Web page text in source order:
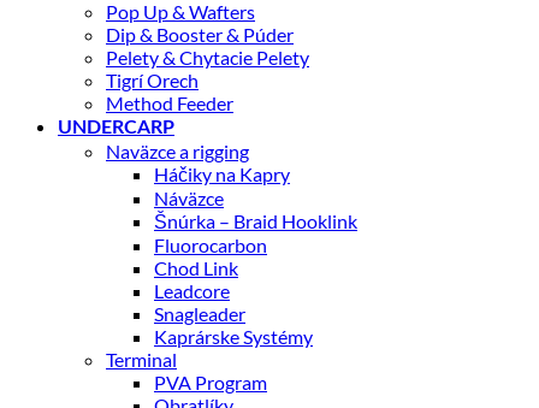
Pop Up & Wafters
Dip & Booster & Púder
Pelety & Chytacie Pelety
Tigrí Orech
Method Feeder
UNDERCARP
Naväzce a rigging
Háčiky na Kapry
Náväzce
Šnúrka – Braid Hooklink
Fluorocarbon
Chod Link
Leadcore
Snagleader
Kaprárske Systémy
Terminal
PVA Program